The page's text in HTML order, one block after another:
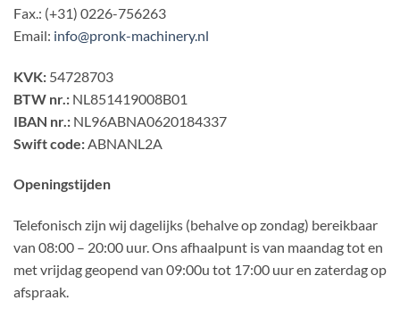
Fax.: (+31) 0226-756263
Email: info@pronk-machinery.nl
KVK: 54728703
BTW nr.: NL851419008B01
IBAN nr.: NL96ABNA0620184337
Swift code: ABNANL2A
Openingstijden
Telefonisch zijn wij dagelijks (behalve op zondag) bereikbaar
van 08:00 – 20:00 uur. Ons afhaalpunt is van maandag tot en
met vrijdag geopend van 09:00u tot 17:00 uur en zaterdag op
afspraak.